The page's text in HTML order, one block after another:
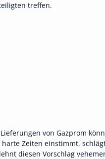
treffen.
von Gazprom
harte Zeiten einstimmt,
diesen Vorschlag